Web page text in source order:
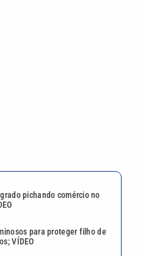
é mordida por cão em praça